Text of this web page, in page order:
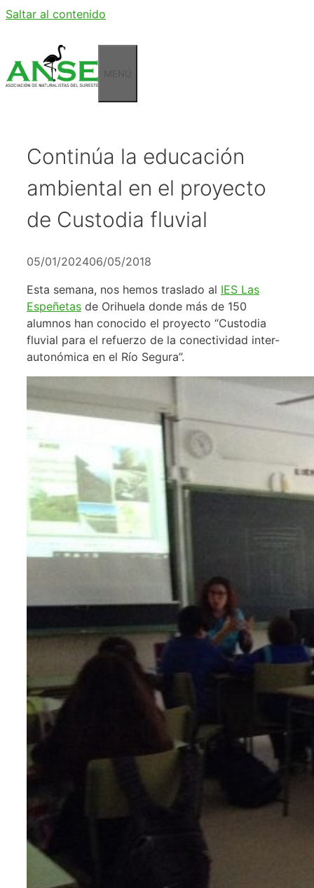
Saltar al contenido
Continúa la educación
ambiental en el proyecto
de Custodia fluvial
05/01/202406/05/2018
Esta semana, nos hemos traslado al IES Las
Espeñetas de Orihuela donde más de 150
alumnos han conocido el proyecto “Custodia
fluvial para el refuerzo de la conectividad inter-
autonómica en el Río Segura”.